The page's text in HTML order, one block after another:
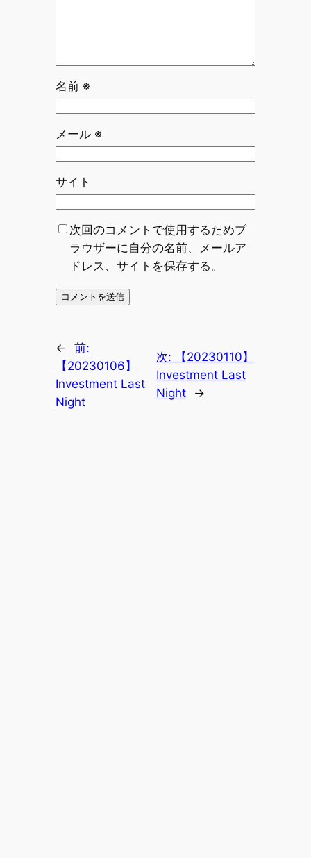
名前 ※
メール ※
サイト
次回のコメントで使用するためブ
ラウザーに自分の名前、メールア
ドレス、サイトを保存する。
← 前:
【20230106】
Investment Last
Night
次:
【20230110】
Investment Last
Night
→